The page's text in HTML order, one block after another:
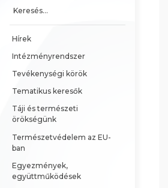
Hírek
Intézményrendszer
Tevékenységi körök
Tematikus keresők
Táji és természeti
örökségünk
Természetvédelem az EU-
ban
Egyezmények,
együttműködések